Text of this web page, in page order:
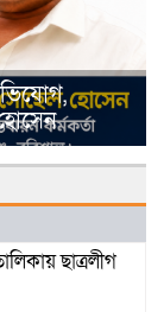
ছাত্রলীগ